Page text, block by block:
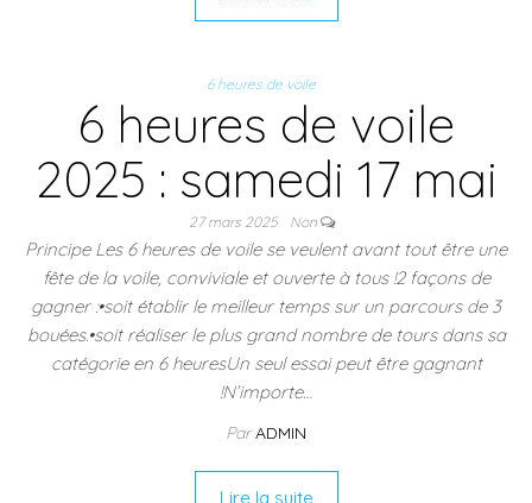
6 heures de voile
6 heures de voile
2025 : samedi 17 mai
27 mars 2025 Non
Principe Les 6 heures de voile se veulent avant tout être une
fête de la voile, conviviale et ouverte à tous !2 façons de
gagner :•soit établir le meilleur temps sur un parcours de 3
bouées.•soit réaliser le plus grand nombre de tours dans sa
catégorie en 6 heuresUn seul essai peut être gagnant
!N’importe…
ParADMIN
Lire la suite